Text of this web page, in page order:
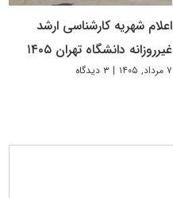
اعلام شهریه کارشناسی ارشد
غیرروزانه دانشگاه تهران ۱۴۰۵
۷ مرداد, ۱۴۰۵ | ۳ دیدگاه